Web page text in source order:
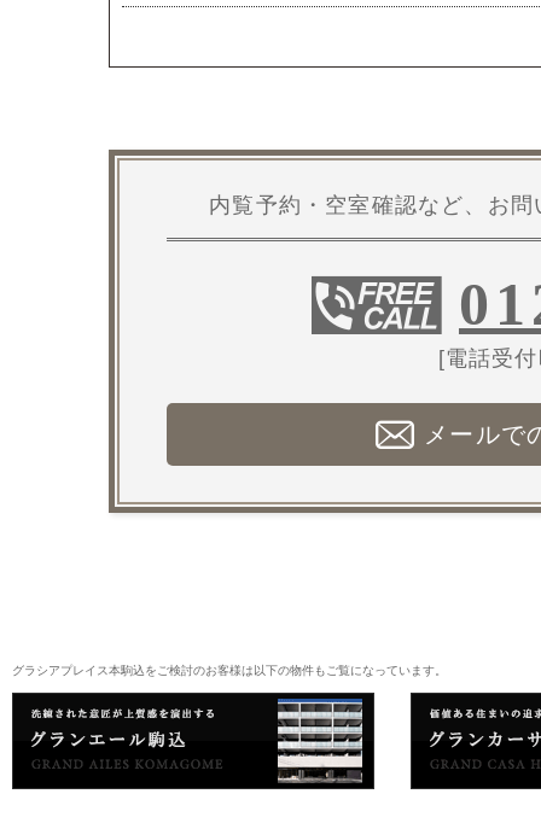
内覧予約・空室確認など、お
[電話受
メールで
グラシアプレイス本駒込をご検討のお客様は以下の物件もご覧になっています。